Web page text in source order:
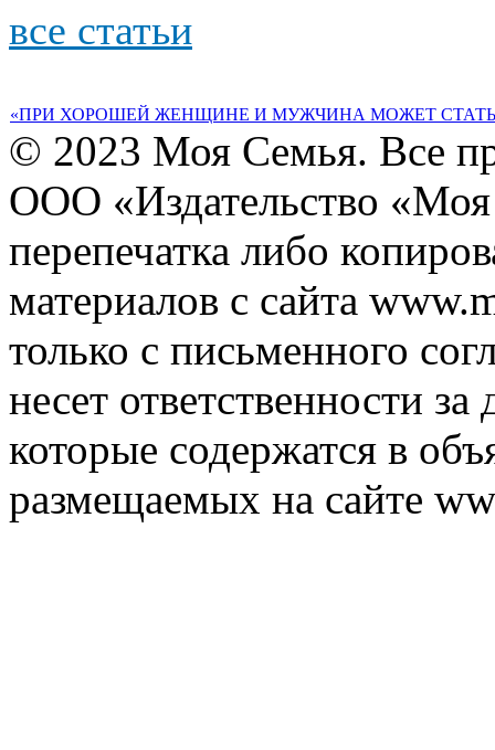
все статьи
«ПРИ ХОРОШЕЙ ЖЕНЩИНЕ И МУЖЧИНА МОЖЕТ
© 2023 Моя Семья. Все
ООО «Издательство
перепечатка либо
материалов с сайта
только с письменного
несет ответственности
которые содержатся в
размещаемых на сайте